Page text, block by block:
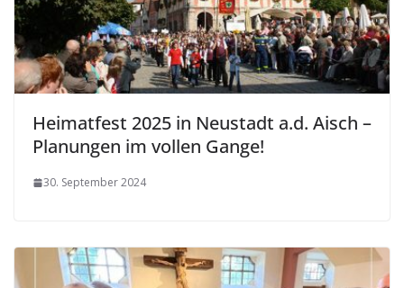
Heimatfest 2025 in Neustadt a.d. Aisch –
Planungen im vollen Gange!
30. September 2024